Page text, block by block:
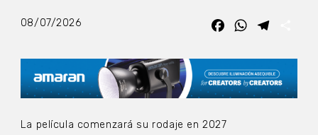
08/07/2026 FacebookWhatsApp
La película comenzará su rodaje en 2027